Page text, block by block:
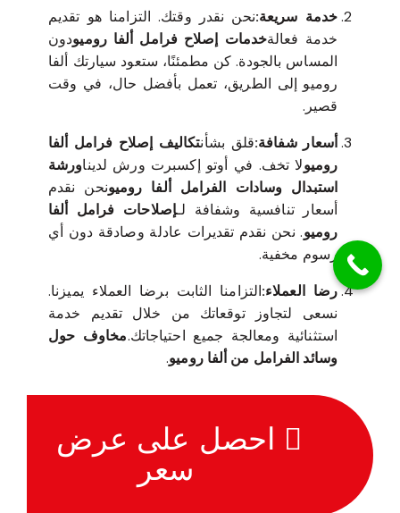
خدمة سريعة:نحن نقدر وقتك. التزامنا هو تقديم
خدمة فعالةخدمات إصلاح فرامل ألفا روميودون
المساس بالجودة. كن مطمئنًا، ستعود سيارتك ألفا
روميو إلى الطريق، تعمل بأفضل حال، في وقت
قصير.
أسعار شفافة:قلق بشأنتكاليف إصلاح فرامل ألفا
روميولا تخف. في أوتو إكسبرت ورش لديناورشة
استبدال وسادات الفرامل ألفا روميونحن نقدم
أسعار تنافسية وشفافة لـإصلاحات فرامل ألفا
روميو. نحن نقدم تقديرات عادلة وصادقة دون أي
رسوم مخفية.
رضا العملاء:التزامنا الثابت برضا العملاء يميزنا.
نسعى لتجاوز توقعاتك من خلال تقديم خدمة
استثنائية ومعالجة جميع احتياجاتك.مخاوف حول
وسائد الفرامل من ألفا روميو.
احصل على عرض
سعر